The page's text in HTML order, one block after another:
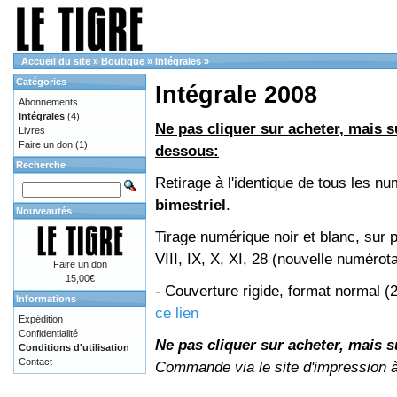
Accueil du site » Boutique » Intégrales »
Intégrale 2008
Ne pas cliquer sur acheter, mais
dessous:
Retirage à l'identique de tous les
bimestriel.
Tirage numérique noir et blanc, sur
VIII, IX, X, XI, 28 (nouvelle
- Couverture rigide, format normal
ce lien
Ne pas cliquer sur acheter, mais
Commande via le site d'impression
Catégories
Abonnements
Intégrales (4)
Livres
Faire un don (1)
Recherche
Nouveautés
Faire un don
15,00€
Informations
Expédition
Confidentialité
Conditions d'utilisation
Contact